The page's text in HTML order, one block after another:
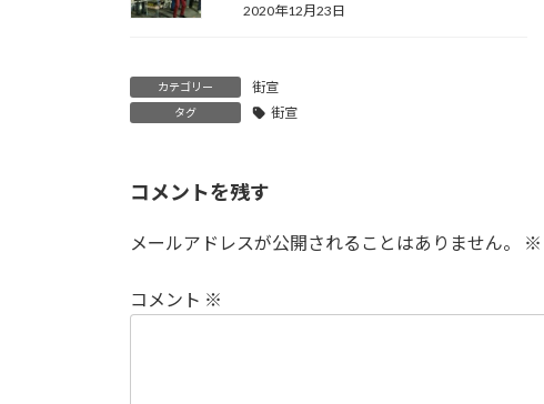
2020年12月23日
カテゴリー 街宣
タグ 街宣
コメントを残す
メールアドレスが公開されることはありません。 ※
コメント ※